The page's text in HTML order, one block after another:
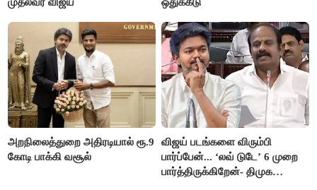
அறநிலைத்துறை அதிரடியால் ரூ.9
கோடி பாக்கி வசூல்
விஜய் படங்களை விரும்பி
பார்ப்பேன்... ‘லவ் டுடே’ 6 முறை
பார்த்திருக்கிறேன்- திமுக